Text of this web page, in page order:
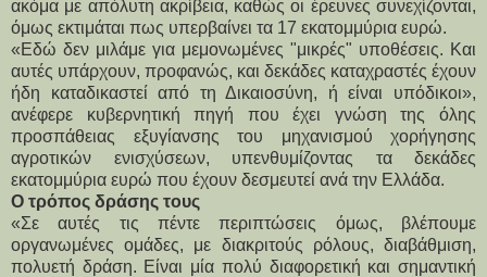
ακόμα με απόλυτη ακρίβεια, καθώς οι έρευνες συνεχίζονται,
όμως εκτιμάται πως υπερβαίνει τα 17 εκατομμύρια ευρώ.
«Εδώ δεν μιλάμε για μεμονωμένες "μικρές" υποθέσεις. Και
αυτές υπάρχουν, προφανώς, και δεκάδες καταχραστές έχουν
ήδη καταδικαστεί από τη Δικαιοσύνη, ή είναι υπόδικοι»,
ανέφερε κυβερνητική πηγή που έχει γνώση της όλης
προσπάθειας εξυγίανσης του μηχανισμού χορήγησης
αγροτικών ενισχύσεων, υπενθυμίζοντας τα δεκάδες
εκατομμύρια ευρώ που έχουν δεσμευτεί ανά την Ελλάδα.
Ο τρόπος δράσης τους
«Σε αυτές τις πέντε περιπτώσεις όμως, βλέπουμε
οργανωμένες ομάδες, με διακριτούς ρόλους, διαβάθμιση,
πολυετή δράση. Είναι μία πολύ διαφορετική και σημαντική